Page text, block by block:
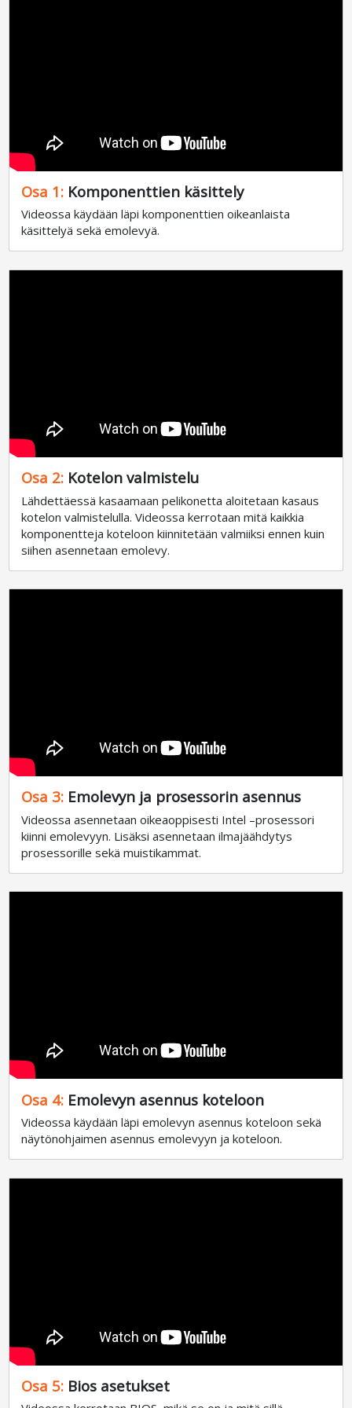
Osa 1: Komponenttien käsittely
Videossa käydään läpi komponenttien oikeanlaista
käsittelyä sekä emolevyä.
Osa 2: Kotelon valmistelu
Lähdettäessä kasaamaan pelikonetta aloitetaan kasaus
kotelon valmistelulla. Videossa kerrotaan mitä kaikkia
komponentteja koteloon kiinnitetään valmiiksi ennen kuin
siihen asennetaan emolevy.
Osa 3: Emolevyn ja prosessorin asennus
Videossa asennetaan oikeaoppisesti Intel –prosessori
kiinni emolevyyn. Lisäksi asennetaan ilmajäähdytys
prosessorille sekä muistikammat.
Osa 4: Emolevyn asennus koteloon
Videossa käydään läpi emolevyn asennus koteloon sekä
näytönohjaimen asennus emolevyyn ja koteloon.
Osa 5: Bios asetukset